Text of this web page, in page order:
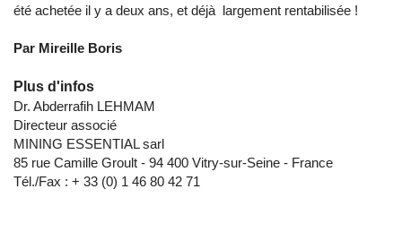
été achetée il y a deux ans, et déjà largement rentabilisée !
Par Mireille Boris
Plus d'infos
Dr. Abderrafih LEHMAM
Directeur associé
MINING ESSENTIAL sarl
85 rue Camille Groult - 94 400 Vitry-sur-Seine - France
Tél./Fax : + 33 (0) 1 46 80 42 71